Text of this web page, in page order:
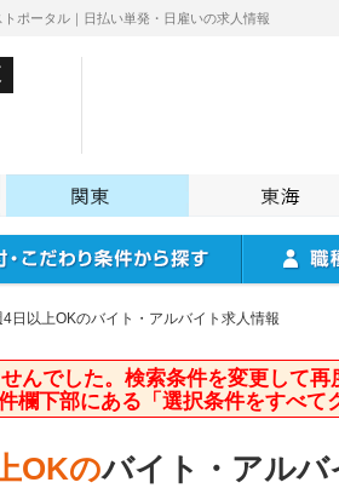
ポータル｜日払い単発・日雇いの求人情報
4日以上OKのバイト・アルバイト求人情報
んでした。検索条件を変更して
欄下部にある「選択条件をすべ
OKのバイト・アルバ